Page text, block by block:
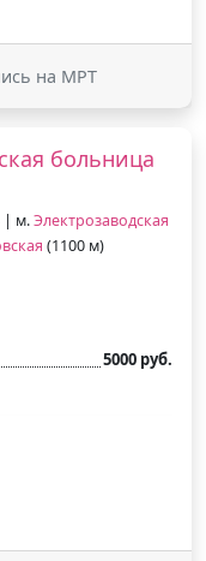
на МРТ
больница
| м.Электрозаводская
(1100 м)
5000 руб.